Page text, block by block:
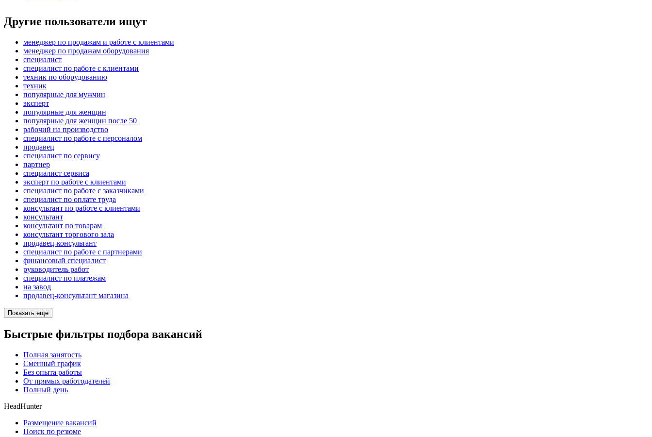
Другие пользователи ищут
менеджер по продажам и работе с клиентами
менеджер по продажам оборудования
специалист
специалист по работе с клиентами
техник по оборудованию
техник
популярные для мужчин
эксперт
популярные для женщин
популярные для женщин после 50
рабочий на производство
специалист по работе с персоналом
продавец
специалист по сервису
партнер
специалист сервиса
эксперт по работе с клиентами
специалист по работе с заказчиками
специалист по оплате труда
консультант по работе с клиентами
консультант
консультант по товарам
консультант торгового зала
продавец-консультант
специалист по работе с партнерами
финансовый специалист
руководитель работ
специалист по платежам
на завод
продавец-консультант магазина
Показать ещё
Быстрые фильтры подбора вакансий
Полная занятость
Сменный график
Без опыта работы
От прямых работодателей
Полный день
HeadHunter
Размещение вакансий
Поиск по резюме